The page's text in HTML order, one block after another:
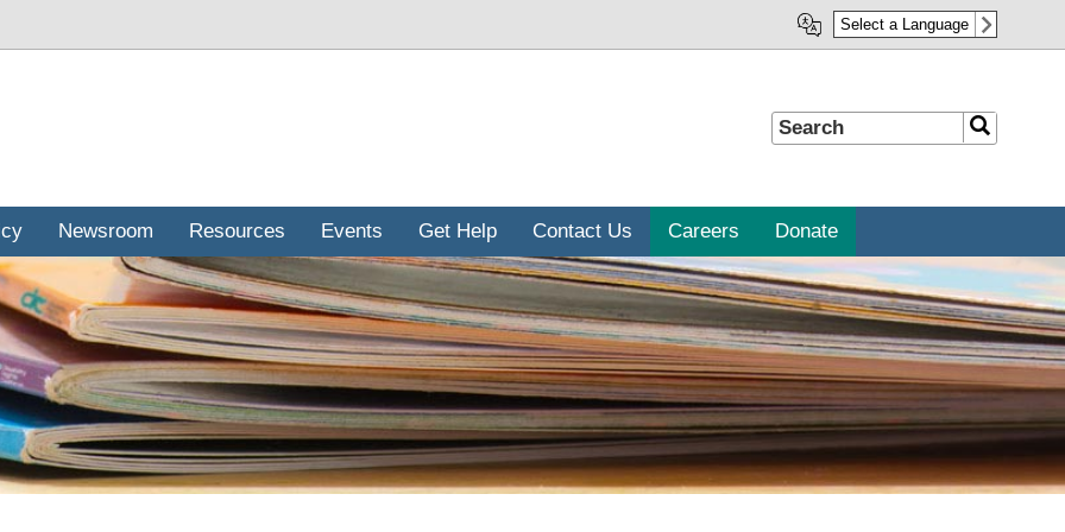
Select a Language
Search Search
Newsroom Resources Events Get Help Contact Us Careers Donate